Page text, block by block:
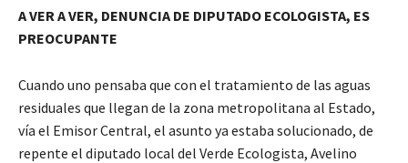
A VER A VER, DENUNCIA DE DIPUTADO ECOLOGISTA, ES
PREOCUPANTE
Cuando uno pensaba que con el tratamiento de las aguas
residuales que llegan de la zona metropolitana al Estado,
vía el Emisor Central, el asunto ya estaba solucionado, de
repente el diputado local del Verde Ecologista, Avelino